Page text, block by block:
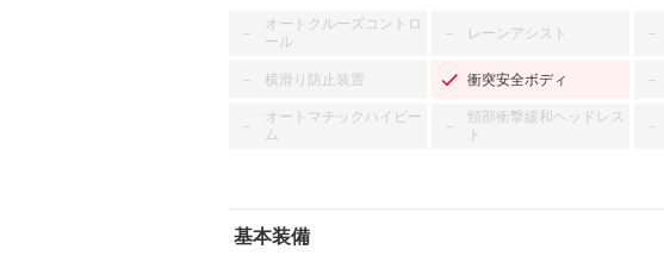
－
オートクルーズコントロ
ール
－ レーンアシスト －
－ 横滑り防止装置 衝突安全ボディ －
－
オートマチックハイビー
ム
－
頸部衝撃緩和ヘッドレス
ト
－
基本装備